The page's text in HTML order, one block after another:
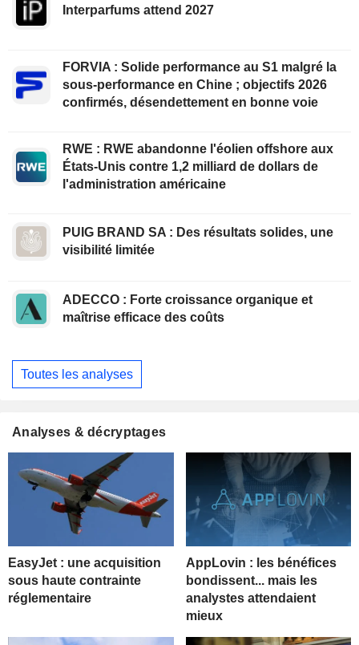
Interparfums attend 2027
FORVIA : Solide performance au S1 malgré la
sous-performance en Chine ; objectifs 2026
confirmés, désendettement en bonne voie
RWE : RWE abandonne l'éolien offshore aux
États-Unis contre 1,2 milliard de dollars de
l'administration américaine
PUIG BRAND SA : Des résultats solides, une
visibilité limitée
ADECCO : Forte croissance organique et
maîtrise efficace des coûts
Toutes les analyses
Analyses & décryptages
EasyJet : une acquisition
sous haute contrainte
réglementaire
AppLovin : les bénéfices
bondissent... mais les
analystes attendaient
mieux